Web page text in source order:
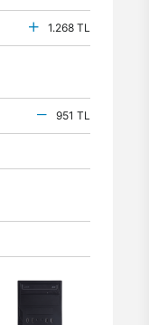
1.268 TL
951 TL